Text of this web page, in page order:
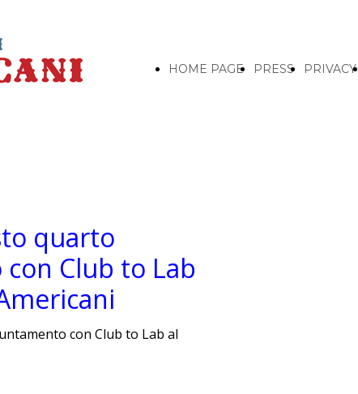
HOME PAGE PRESS PRIVACY
quarto
Club to Lab
con Club to Lab al